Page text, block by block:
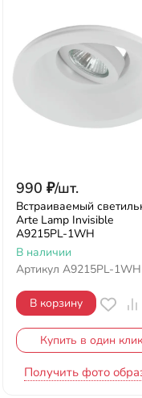
990 ₽/шт.
Встраиваемый
Arte Lamp Invisible
A9215PL-1WH
В наличии
Артикул A9215PL-1WH
В корзину
Купить в один клик
Получить фото